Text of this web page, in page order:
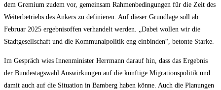
dem Gre­mi­um zudem vor, gemein­sam Rah­men­be­din­gun­gen für die Zeit des
Wei­ter­be­triebs des Ankers zu defi­nie­ren. Auf die­ser Grund­la­ge soll ab
Febru­ar 2025 ergeb­nis­of­fen ver­han­delt wer­den. „Dabei wol­len wir die
Stadt­ge­sell­schaft und die Kom­mu­nal­po­li­tik eng ein­bin­den“, beton­te Starke.
Im Gespräch wies Innen­mi­nis­ter Herr­mann dar­auf hin, dass das Ergeb­nis
der Bun­des­tags­wahl Aus­wir­kun­gen auf die künf­ti­ge Migra­ti­ons­po­li­tik und
damit auch auf die Situa­ti­on in Bam­berg haben kön­ne. Auch die Pla­nun­gen